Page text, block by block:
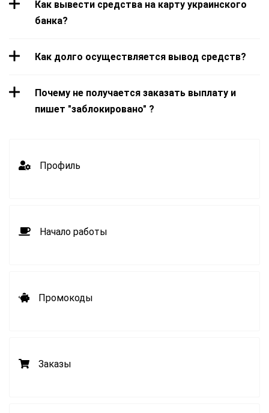
Как вывести средства на карту украинского
банка?
Как долго осуществляется вывод средств?
Почему не получается заказать выплату и
пишет "заблокировано" ?
Профиль
Начало работы
Промокоды
Заказы